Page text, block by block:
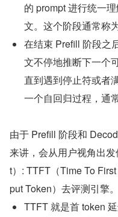
的 prompt 进行统一
文。这个阶段通常称
在结束 Prefill 阶段之
文不停地推断下一个
直到遇到停止符或者
一个自回归过程，通
由于 Prefill 阶段和
来讲，会从用户视角出
t）: TTFT（Time To
put Token）去评测引擎。
TTFT 就是首 token